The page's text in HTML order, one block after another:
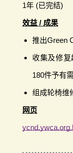
1年 (已完结)
效益 / 成果
推出Green
收集及修
180件予有
组成轮椅维
网页